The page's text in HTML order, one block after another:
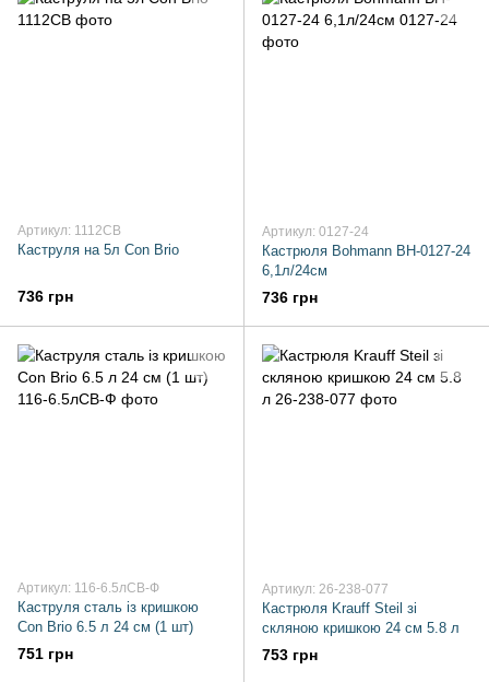
Артикул: 1112CB
Каструля на 5л Con Brio
736 грн
Артикул: 0127-24
Кастрюля Bohmann BH-0127-24
6,1л/24см
736 грн
Артикул: 116-6.5лCB-Ф
Каструля сталь із кришкою
Con Brio 6.5 л 24 см (1 шт)
751 грн
Артикул: 26-238-077
Кастрюля Krauff Steil зі
скляною кришкою 24 см 5.8 л
753 грн